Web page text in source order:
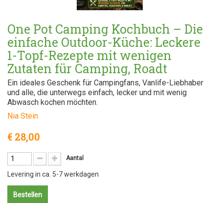
One Pot Camping Kochbuch – Die
einfache Outdoor-Küche: Leckere
1-Topf-Rezepte mit wenigen
Zutaten für Camping, Roadt
Ein ideales Geschenk für Campingfans, Vanlife-Liebhaber
und alle, die unterwegs einfach, lecker und mit wenig
Abwasch kochen möchten.
Nia Stein
€ 28,00
Aantal
Levering in ca. 5-7 werkdagen
Bestellen